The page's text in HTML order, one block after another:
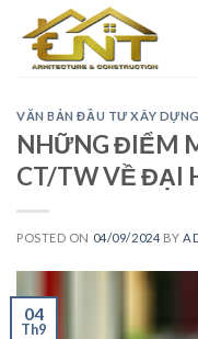
content
VĂN BẢN ĐẦU TƯ XÂY DỰNG
NHỮNG ĐIỂM
CT/TW VỀ ĐẠI
POSTED ON 04/09/2024 BY
04
Th9